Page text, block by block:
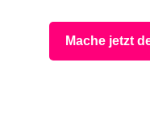
Mache jetzt